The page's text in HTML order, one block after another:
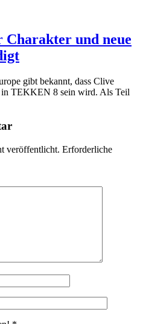
und neue
gibt bekannt, dass Clive
in TEKKEN 8 sein wird. Als Teil
veröffentlicht. Erforderliche